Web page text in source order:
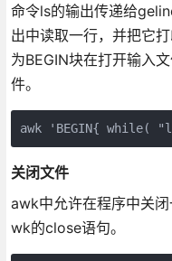
命令ls的输出传递给
出中读取一行，并把它
为BEGIN块在打开输入
件。
awk 'BEGIN{
关闭文件
awk中允许在程序中关
wk的close语句。